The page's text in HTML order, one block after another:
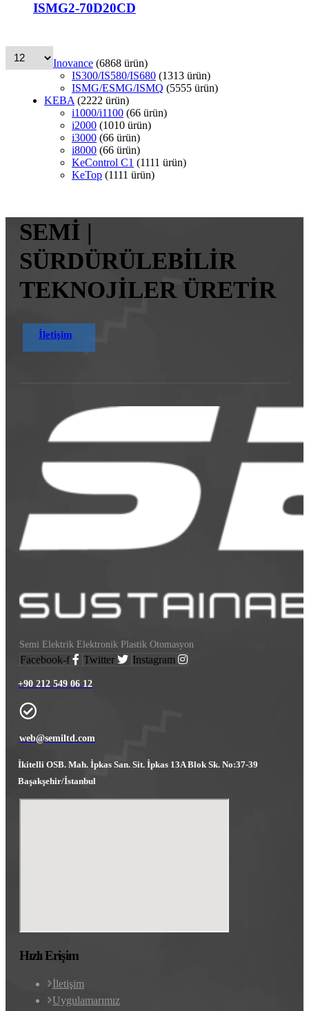
ISMG2-70D20CD
Inovance 6868 ürün
IS300/IS580/IS680 1313 ürün
ISMG/ESMG/ISMQ
5555 ürün
KEBA
2222 ürün
i1000/i1100 66 ürün
i2000 1010 ürün
i3000 66 ürün
i8000 66 ürün
KeControl C1
1111 ürün
KeTop 1111 ürün
SEMİ |
SÜRDÜRÜLEBİLİR
TEKNOJİLER ÜRETİR
İletişim
Semi Elektrik Elektronik Plastik Otomasyon
Facebook-f Twitter Instagram
+90 212 549 06 12
web@semiltd.com
İkitelli OSB. Mah. İpkas San. Sit. İpkas 13A Blok Sk. No:37-39
Başakşehir/İstanbul
Hızlı Erişim
İletişim
Uygulamarımız